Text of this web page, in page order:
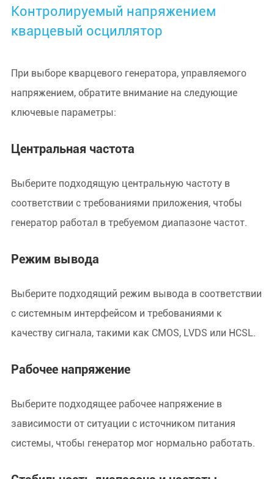
Контролируемый напряжением
кварцевый осциллятор
При выборе кварцевого генератора, управляемого
напряжением, обратите внимание на следующие
ключевые параметры:
Центральная частота
Выберите подходящую центральную частоту в
соответствии с требованиями приложения, чтобы
генератор работал в требуемом диапазоне частот.
Режим вывода
Выберите подходящий режим вывода в соответствии
с системным интерфейсом и требованиями к
качеству сигнала, такими как CMOS, LVDS или HCSL.
Рабочее напряжение
Выберите подходящее рабочее напряжение в
зависимости от ситуации с источником питания
системы, чтобы генератор мог нормально работать.